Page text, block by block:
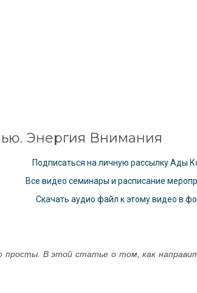
Энергия Внимания
Подписаться на личную рассылку Ады
Все видео семинары и расписание
Скачать аудио файл к этому видео в
просты. В этой статье о том, как